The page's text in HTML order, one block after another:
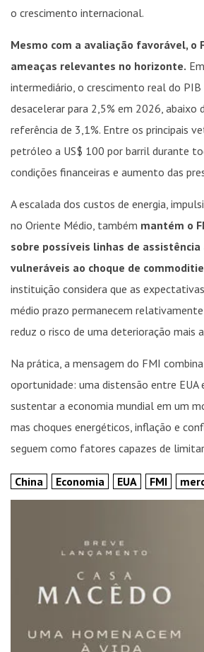
o crescimento internacional.
Mesmo com a avaliação favorável, o
ameaças relevantes no horizonte.
intermediário, o crescimento real do
desacelerar para 2,5% em 2026, abaixo
referência de 3,1%. Entre os principais
petróleo a US$ 100 por barril durante
condições financeiras e aumento das
A escalada dos custos de energia,
no Oriente Médio, também mantém o
sobre possíveis linhas de assistência
vulneráveis ao choque de
instituição considera que as
médio prazo permanecem
reduz o risco de uma deterioração mais
Na prática, a mensagem do FMI
oportunidade: uma distensão entre EUA
sustentar a economia mundial em um
mas choques energéticos, inflação e
seguem como fatores capazes de
China Economia EUA FMI